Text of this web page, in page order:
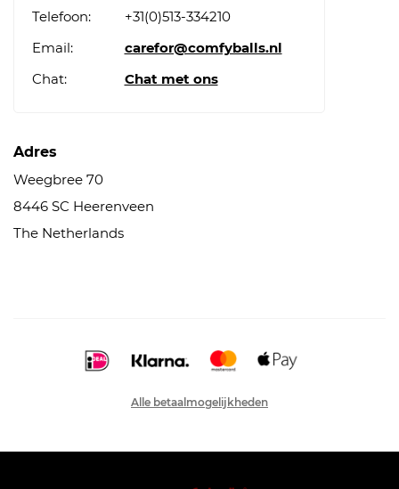
Telefoon:
Email:
Chat:
+31(0)513-334210
carefor@comfyballs.nl
Chat met ons
Adres
Weegbree 70
8446 SC Heerenveen
The Netherlands
Alle betaalmogelijkheden